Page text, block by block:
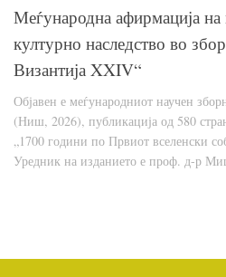
Меѓународна афирмација на
културно наследство во
Византија XXIV“
Објавен е меѓународниот научен
(Ниш, 2026), публикација од 580
„1700 години по Првиот вселенски
Уредник на изданието е проф. д-р